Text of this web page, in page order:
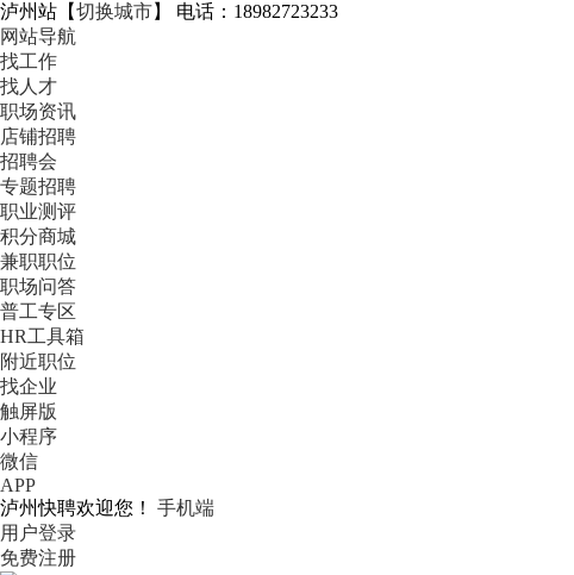
泸州站 【切换城市】
电话：18982723233
网站导航
找工作
找人才
职场资讯
店铺招聘
招聘会
专题招聘
职业测评
积分商城
兼职职位
职场问答
普工专区
HR工具箱
附近职位
找企业
触屏版
小程序
微信
APP
泸州快聘欢迎您！
手机端
用户登录
免费注册